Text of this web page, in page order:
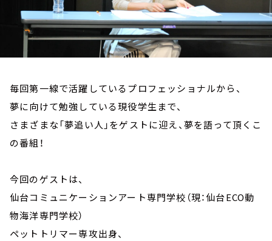
毎回第一線で活躍しているプロフェッショナルから、
夢に向けて勉強している現役学生まで、
さまざまな「夢追い人」をゲストに迎え、夢を語って頂くこ
の番組！
今回のゲストは、
仙台コミュニケーションアート専門学校（現：仙台ECO動
物海洋専門学校）
ペットトリマー専攻出身、